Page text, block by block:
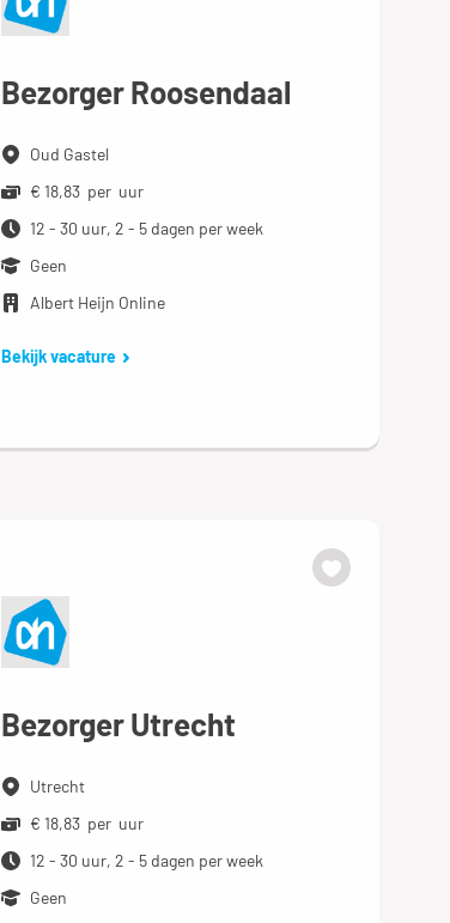
Bezorger Roosendaal
Oud Gastel
€ 18,83 per uur
12 - 30 uur, 2 - 5 dagen per week
Geen
Albert Heijn Online
Bekijk vacature
Bezorger Utrecht
Utrecht
€ 18,83 per uur
12 - 30 uur, 2 - 5 dagen per week
Geen